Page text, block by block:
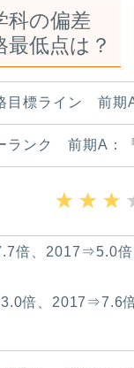
科の偏差
低点は？
目標ライン 前
ランク 前期A：
倍、2017⇒5.0倍
倍、2017⇒7.6